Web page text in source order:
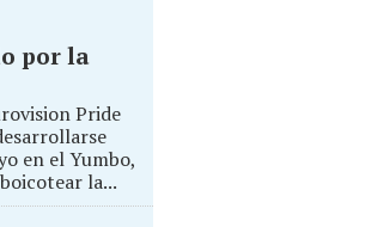
por la
Pride
en el Yumbo,
la...